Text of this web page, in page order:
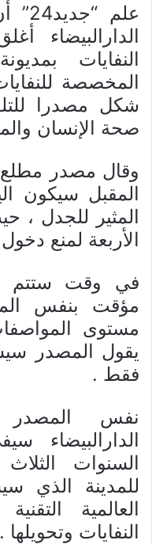
علم
الدارالبيضاء
النفايات
المخصصة
شكل مصدرا
صحة الإنسان
المقبل سيكون
المثير للجدل ،
الأربعة لمنع دخول
في وقت ستتم
مؤقت بنفس
مستوى
يقول المصدر
فقط .
نفس
الدارالبيضاء
السنوات
للمدينة الذي
العالمية
النفايات وتحويلها .